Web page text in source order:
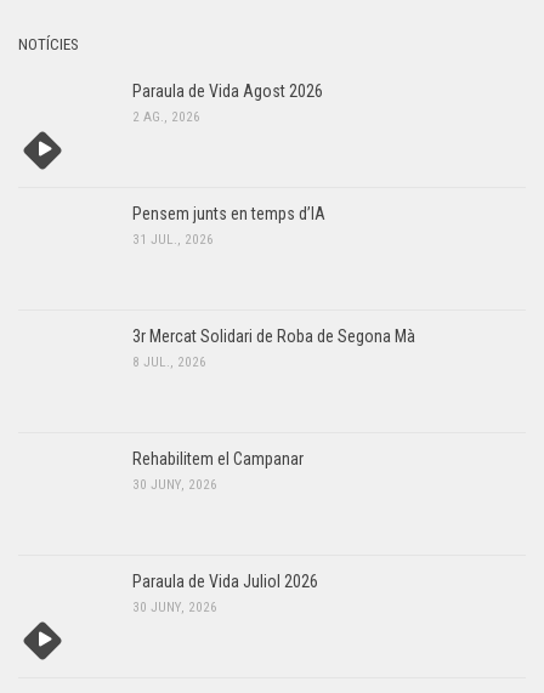
NOTÍCIES
Paraula de Vida Agost 2026
2 AG., 2026
Pensem junts en temps d’IA
31 JUL., 2026
3r Mercat Solidari de Roba de Segona Mà
8 JUL., 2026
Rehabilitem el Campanar
30 JUNY, 2026
Paraula de Vida Juliol 2026
30 JUNY, 2026